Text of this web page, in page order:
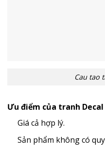
Cau tao
Ưu điểm của tranh
Giá cả hợp lý.
Sản phẩm không có